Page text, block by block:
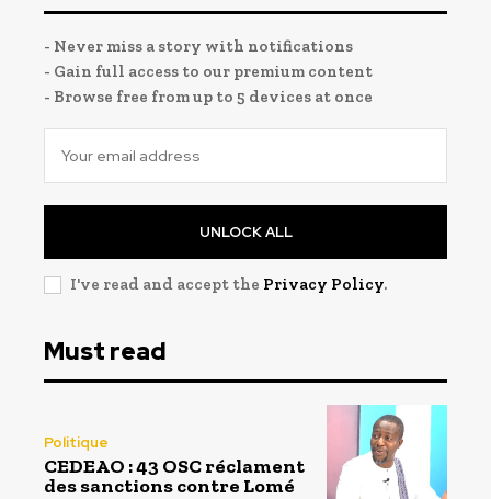
- Never miss a story with notifications
- Gain full access to our premium content
- Browse free from up to 5 devices at once
UNLOCK ALL
I've read and accept the Privacy Policy.
Must read
Politique
CEDEAO : 43 OSC réclament
des sanctions contre Lomé